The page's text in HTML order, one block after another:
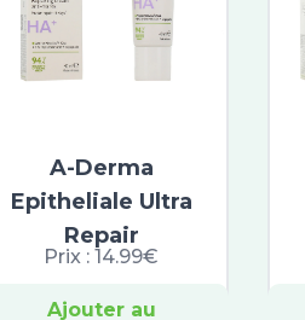
A-Derma
Epitheliale Ultra
Repair
Prix :14.99€
Ajouter au